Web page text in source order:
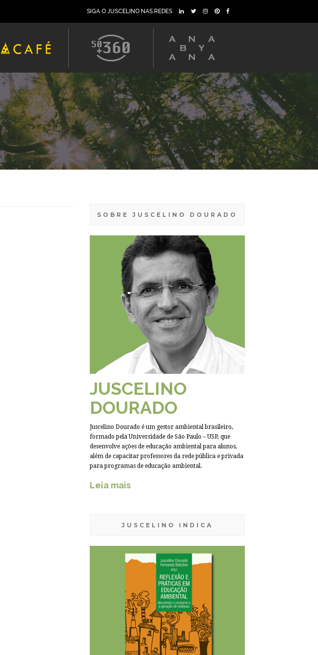
SIGA O JUSCELINO NAS REDES
SOBRE JUSCELINO DOURADO
JUSCELINO
DOURADO
Juscelino Dourado é um gestor ambiental brasileiro,
formado pela Universidade de São Paulo – USP, que
desenvolve ações de educação ambiental para alunos,
além de capacitar professores da rede pública e privada
para programas de educação ambiental.
Leia mais
JUSCELINO INDICA